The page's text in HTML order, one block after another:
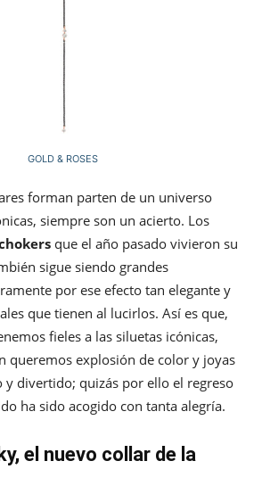
GOLD & ROSES
forman parten de un universo
siempre son un acierto. Los
que el año pasado vivieron su
sigue siendo grandes
por ese efecto tan elegante y
que tienen al lucirlos. Así es que,
fieles a las siluetas icónicas,
queremos explosión de color y joyas
y divertido; quizás por ello el regreso
ha sido acogido con tanta alegría.
el nuevo collar de la